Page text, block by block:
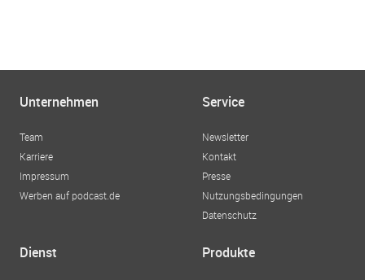
Unternehmen
Team
Karriere
Impressum
Werben auf podcast.de
Service
Newsletter
Kontakt
Presse
Nutzungsbedingungen
Datenschutz
Dienst Produkte